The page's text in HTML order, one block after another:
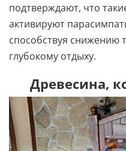
подтверждают, что
активируют
способствуя снижению
глубокому отдыху.
Древесина,